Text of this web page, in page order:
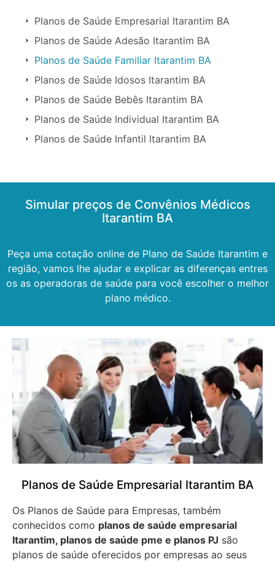
Planos de Saúde Empresarial Itarantim BA
Planos de Saúde Adesão Itarantim BA
Planos de Saúde Familiar Itarantim BA
Planos de Saúde Idosos Itarantim BA
Planos de Saúde Bebês Itarantim BA
Planos de Saúde Individual Itarantim BA
Planos de Saúde Infantil Itarantim BA
Simular preços de Convênios Médicos
Itarantim BA
Peça uma cotação online de Plano de Saúde Itarantim e
região, vamos lhe ajudar e explicar as diferenças entres
os as operadoras de saúde para você escolher o melhor
plano médico.
Planos de Saúde Empresarial Itarantim BA
Os Planos de Saúde para Empresas, também
conhecidos como planos de saúde empresarial
Itarantim, planos de saúde pme e planos PJ são
planos de saúde oferecidos por empresas ao seus